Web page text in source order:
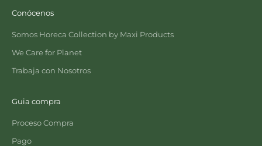
Conócenos
Somos Horeca Collection by Maxi Products
We Care for Planet
Trabaja con Nosotros
Guia compra
Proceso Compra
Pago